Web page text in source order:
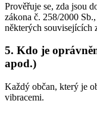
Prověřuje se, zda jsou
zákona č. 258/2000
některých souvisejících
5. Kdo je
apod.)
Každý občan, který je
vibracemi.